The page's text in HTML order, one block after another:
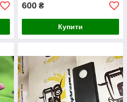
600 ₴
Купити